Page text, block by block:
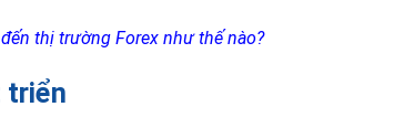
thị trường Forex như thế nào?
triển